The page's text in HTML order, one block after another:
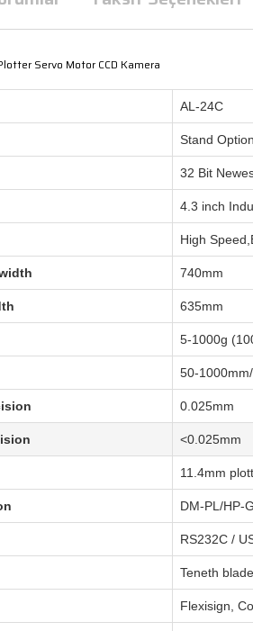
Servo Motor CCD Kamera
AL-24C
Stand
32 Bit
4.3 inch
High
740mm
635mm
5-1000g
50-
0.025mm
<0.025mm
11.4mm
DM-PL/HP-
RS232C /
Teneth
Flexisign,